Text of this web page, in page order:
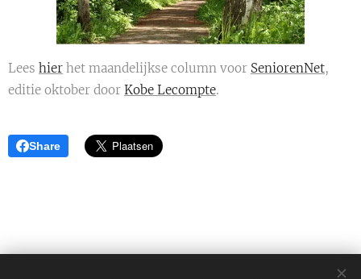
Lees hier het maandelijkse column voor SeniorenNet,
editie oktober door Kobe Lecompte.
Share